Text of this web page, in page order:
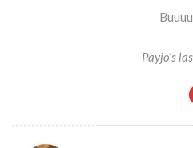
Payjo’s